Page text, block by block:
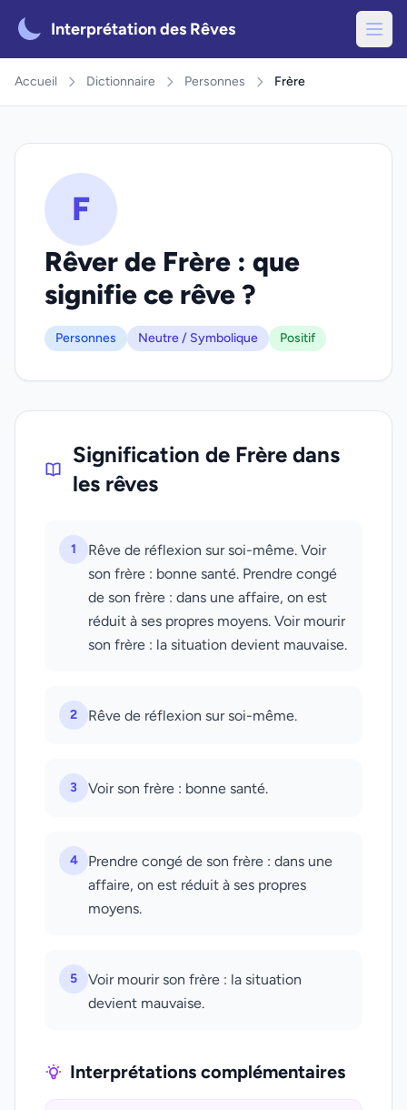
Interprétation des Rêves
Accueil Dictionnaire Personnes Frère
F
Rêver de Frère : que
signifie ce rêve ?
Personnes Neutre / Symbolique Positif
Signification de Frère dans
les rêves
1
Rêve de réflexion sur soi-même. Voir
son frère : bonne santé. Prendre congé
de son frère : dans une affaire, on est
réduit à ses propres moyens. Voir mourir
son frère : la situation devient mauvaise.
2 Rêve de réflexion sur soi-même.
3 Voir son frère : bonne santé.
4
Prendre congé de son frère : dans une
affaire, on est réduit à ses propres
moyens.
5
Voir mourir son frère : la situation
devient mauvaise.
Interprétations complémentaires